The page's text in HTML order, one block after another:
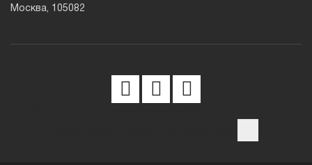
Москва, 105082